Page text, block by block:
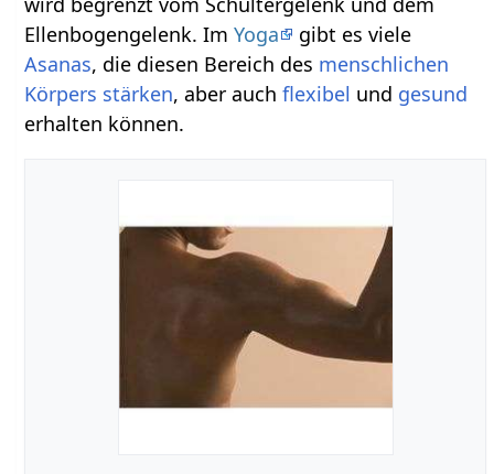
Ellenbogengelenk. ImYoga
gibt es viele
Asanas, die diesen Bereich des menschlichen
Körpers stärken, aber auchflexibel und gesund
erhalten können.